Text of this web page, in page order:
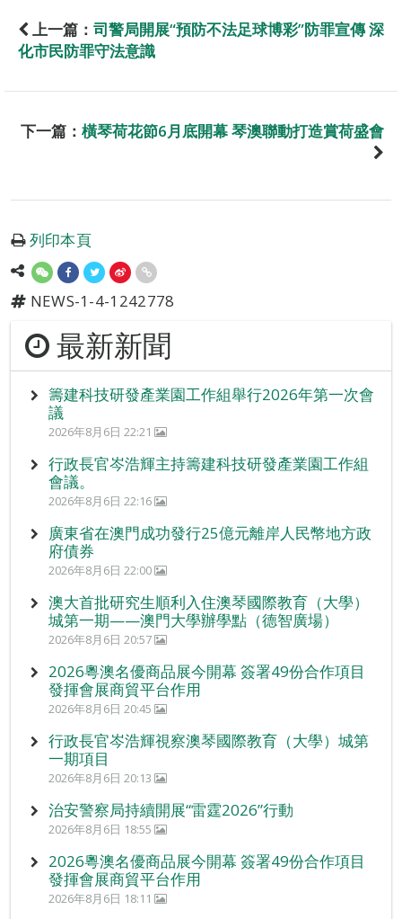
上一篇： 司警局開展“預防不法足球博彩”防罪宣傳 深
化市民防罪守法意識
下一篇： 橫琴荷花節6月底開幕 琴澳聯動打造賞荷盛會
列印本頁
NEWS-1-4-1242778
最新新聞
籌建科技研發產業園工作組舉行2026年第一次會
議
2026年8月6日 22:21
行政長官岑浩輝主持籌建科技研發產業園工作組
會議。
2026年8月6日 22:16
廣東省在澳門成功發行25億元離岸人民幣地方政
府債券
2026年8月6日 22:00
澳大首批研究生順利入住澳琴國際教育（大學）
城第一期——澳門大學辦學點（德智廣場）
2026年8月6日 20:57
2026粵澳名優商品展今開幕 簽署49份合作項目
發揮會展商貿平台作用
2026年8月6日 20:45
行政長官岑浩輝視察澳琴國際教育（大學）城第
一期項目
2026年8月6日 20:13
治安警察局持續開展“雷霆2026”行動
2026年8月6日 18:55
2026粵澳名優商品展今開幕 簽署49份合作項目
發揮會展商貿平台作用
2026年8月6日 18:11